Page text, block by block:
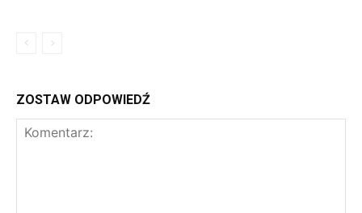
ZOSTAW ODPOWIEDŹ